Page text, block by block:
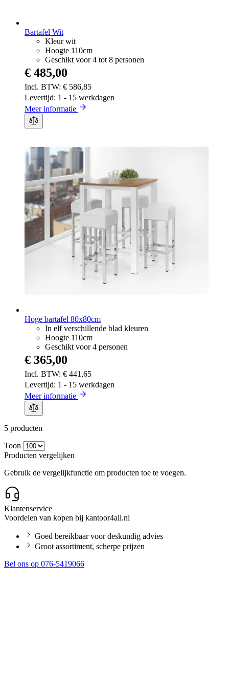
Bartafel Wit
Kleur wit
Hoogte 110cm
Geschikt voor 4 tot 8 personen
€ 586,85
€ 485,00
Levertijd: 1 - 15 werkdagen
Meer informatie
Hoge bartafel 80x80cm
In elf verschillende blad kleuren
Hoogte 110cm
Geschikt voor 4 personen
€ 441,65
€ 365,00
Levertijd: 1 - 15 werkdagen
Meer informatie
5 producten
Toon
Producten vergelijken
Gebruik de vergelijkfunctie om producten toe te voegen.
Klantenservice
Voordelen van kopen bij kantoor4all.nl
Goed bereikbaar voor deskundig advies
Groot assortiment, scherpe prijzen
Bel ons op 076-5419066